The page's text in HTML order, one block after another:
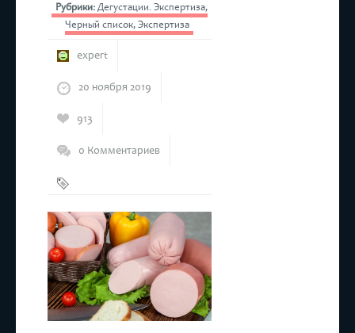
Рубрики: Дегустации. Экспертиза,
Черный список,Экспертиза
expert
20 ноября 2019
913
0 Комментариев